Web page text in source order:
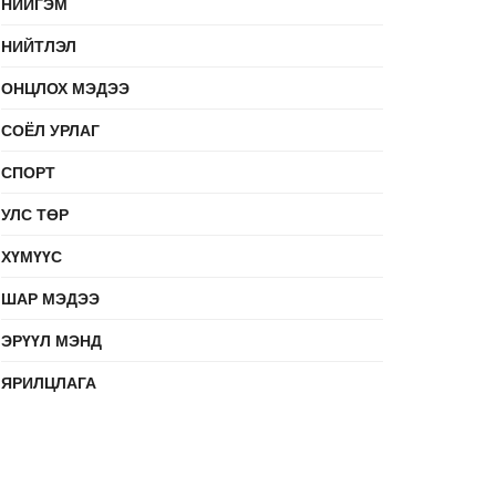
НИЙТЛЭЛ
ОНЦЛОХ МЭДЭЭ
СОЁЛ УРЛАГ
СПОРТ
УЛС ТӨР
ХҮМҮҮС
ШАР МЭДЭЭ
ЭРҮҮЛ МЭНД
ЯРИЛЦЛАГА